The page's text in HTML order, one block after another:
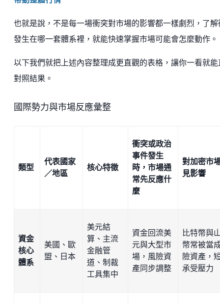
也就是說，不是每一場衝突對市場的影響都一樣劇烈，了解
發生在哪一套體系裡，就能快速掌握市場可能會怎麼動作。
以下我們就把上述內容整理成更直觀的表格，讓你一看就能
對照結果。
國際勢力與市場反應彙整
類型
代表國家
／地區
核心特徵
衝突或政治
事件發生
時，市場通
常先反應什
麼
對加密市
見影響
資金
核心
體系
美國、歐
盟、日本
美元結
算、主流
金融管
道、制裁
工具集中
資金回流美
元與大型市
場，風險資
產同步調整
比特幣與
幣常被當
險資產，
承受壓力